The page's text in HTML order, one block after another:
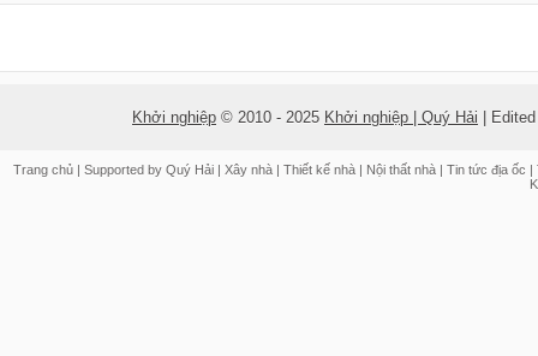
Khởi nghiệp © 2010 - 2025 Khởi nghiệp | Quý Hải |
Trang chủ | Supported by Quý Hải | Xây nhà | Thiết kế nhà | Nội thất nhà | Tin tức địa ốc |